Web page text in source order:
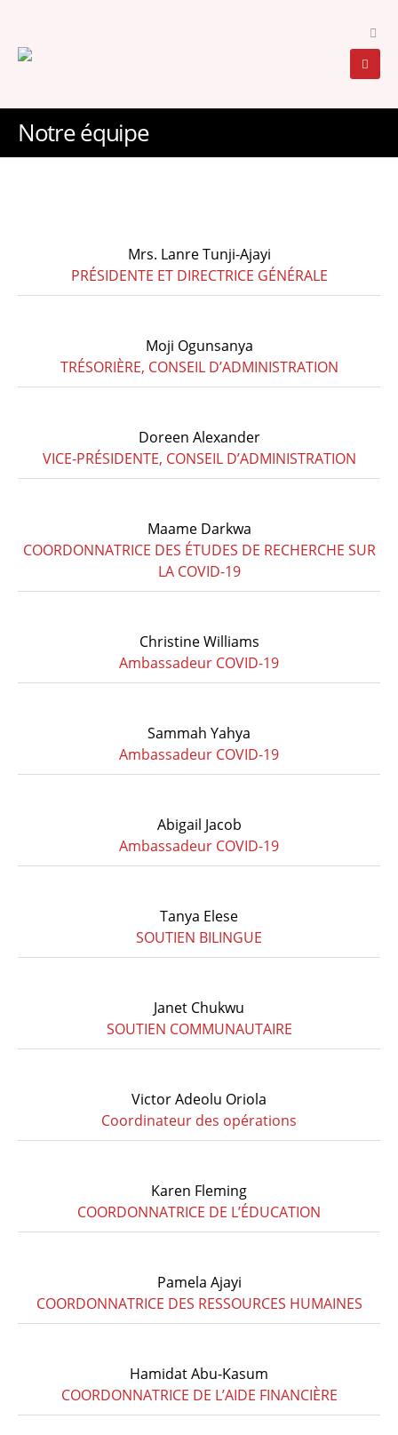
Notre équipe
Mrs. Lanre Tunji-Ajayi
PRÉSIDENTE ET DIRECTRICE GÉNÉRALE
Moji Ogunsanya
TRÉSORIÈRE, CONSEIL D’ADMINISTRATION
Doreen Alexander
VICE-PRÉSIDENTE, CONSEIL D’ADMINISTRATION
Maame Darkwa
COORDONNATRICE DES ÉTUDES DE RECHERCHE SUR
LA COVID-19
Christine Williams
Ambassadeur COVID-19
Sammah Yahya
Ambassadeur COVID-19
Abigail Jacob
Ambassadeur COVID-19
Tanya Elese
SOUTIEN BILINGUE
Janet Chukwu
SOUTIEN COMMUNAUTAIRE
Victor Adeolu Oriola
Coordinateur des opérations
Karen Fleming
COORDONNATRICE DE L’ÉDUCATION
Pamela Ajayi
COORDONNATRICE DES RESSOURCES HUMAINES
Hamidat Abu-Kasum
COORDONNATRICE DE L’AIDE FINANCIÈRE